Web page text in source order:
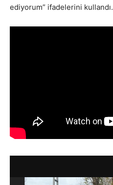
ediyorum” ifadelerini kullandı.